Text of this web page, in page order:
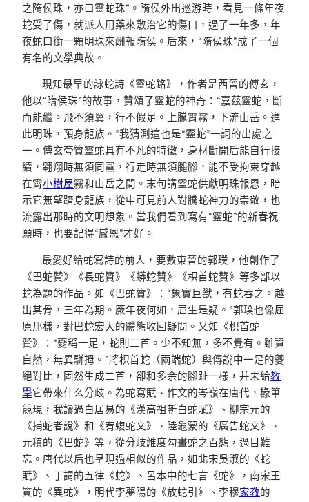
之隋侯珠，亦曰靈蛇珠”。隋侯外出巡游時，看見一條年夜
蛇受了傷，就派人用藥來敷治它的傷口，過了一年多，年
夜蛇口銜一顆明珠來酬報隋侯。后來，“隋侯珠”成了一個
有名的文學典故。
現知最早的詠蛇詩《靈蛇銘》，作者是西晉的傅玄，
他以“隋侯珠”的故事，贊頌了靈蛇的神奇：“嘉茲靈蛇，斷
而能繼。飛不須翼，行不假足。上騰霄霧，下流山岳。進
此明珠，預身龍族。”我猜測這也是“靈蛇”一詞的出處之
一。傅玄夸贊靈蛇具有不凡的特徵，身材斷開后能自行接
續，翱翔時無須同黨，行走時無須腿腳，能不受拘束穿越
在霄小樹屋霧和山岳之間。末句講靈蛇供獻明珠報恩，暗
示它無望躋身龍族，從中可見前人對騰蛇神力的崇敬，也
流露出那時的文明想象。當我們看到寫有“靈蛇”的新春祝
願時，也要記得“感恩”才好。
最愛好給蛇寫詩的前人，要數東晉的郭璞，他創作了
《巴蛇贊》《長蛇贊》《蟒蛇贊》《枳首蛇贊》等多部以
蛇為題的作品。如《巴蛇贊》：“象實巨獸，有蛇吞之。越
出其骨，三年為期。厥年夜何如，屈生是疑。”郭璞也像屈
原那樣，對巴蛇宏大的體態收回疑問。又如《枳首蛇
贊》：“夔稱一足，蛇則二首。少不知無，多不覺有。雖資
自然，無異駢拇。”將枳首蛇（兩端蛇）與傳說中一足的夔
絕對比，固然生成二首，卻和多余的腳趾一樣，并未給教
學它帶來什么分歧。為蛇寫賦、作文的岑嶺在唐代，椽筆
競現，我讀過白居易的《漢高祖斬白蛇賦》、柳宗元的
《捕蛇者說》和《宥蝮蛇文》、陸龜蒙的《廣告蛇文》、
元稹的《巴蛇》等，從分歧維度勾畫蛇之百態，過目難
忘。唐代以后也呈現過相似的作品，如北宋吳淑的《蛇
賦》、丁謂的五律《蛇》、呂本中的七言《蛇》，南宋王
質的《異蛇》，明代李夢陽的《放蛇引》、李穆家教的